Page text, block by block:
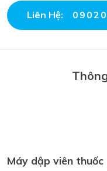
Liên Hệ:
Máy dập viên